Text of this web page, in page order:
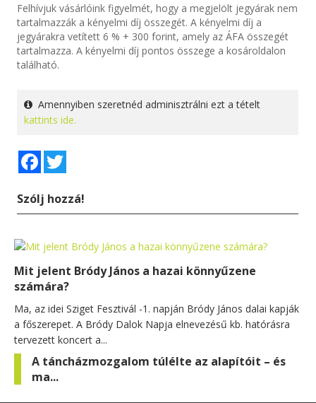
Felhívjuk vásárlóink figyelmét, hogy a megjelölt jegyárak nem
tartalmazzák a kényelmi díj összegét. A kényelmi díj a
jegyárakra vetített 6 % + 300 forint, amely az ÁFA összegét
tartalmazza. A kényelmi díj pontos összege a kosároldalon
található.
Amennyiben szeretnéd adminisztrálni ezt a tételt
kattints ide.
Facebook
Szólj hozzá!
Mit jelent Bródy János a hazai könnyűzene
számára?
Ma, az idei Sziget Fesztivál -1. napján Bródy János dalai kapják
a főszerepet. A Bródy Dalok Napja elnevezésű kb. hatórásra
tervezett koncert a...
A táncházmozgalom túlélte az alapítóit – és
ma...